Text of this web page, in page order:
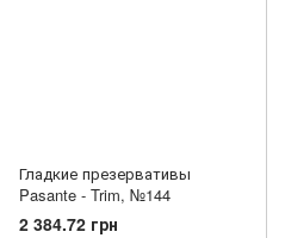
Гладкие презервативы
Pasante - Trim, №144
2 384.72 грн